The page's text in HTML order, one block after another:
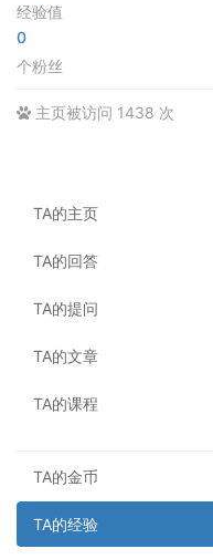
经验值
0
个粉丝
主页被访问 1438 次
TA的主页
TA的回答
TA的提问
TA的文章
TA的课程
TA的金币
TA的经验